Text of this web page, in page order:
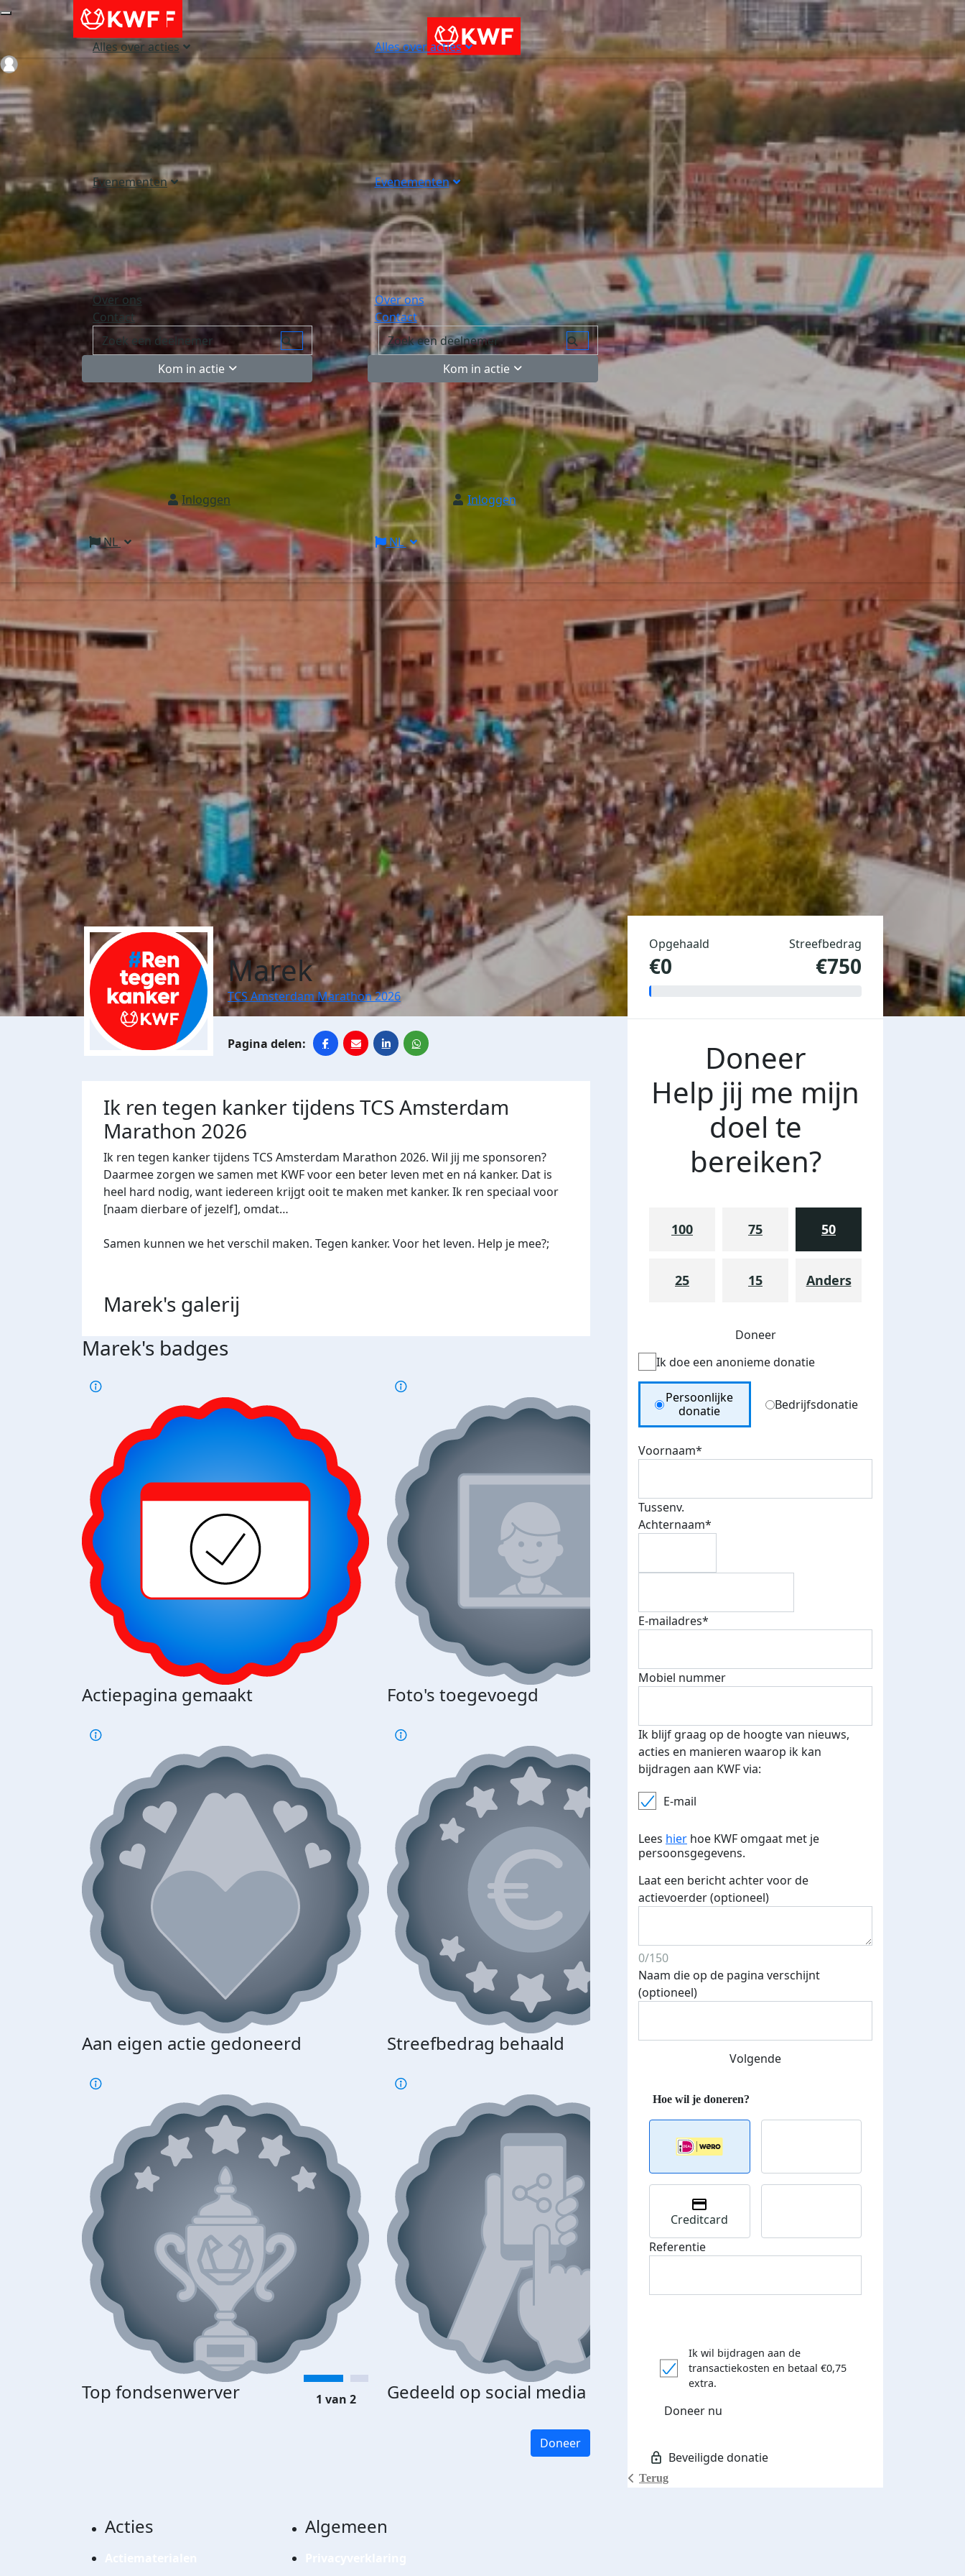
Alles over acties
Evenementen
Over ons
Contact
Kom in actie
Inloggen
NL
Alles over acties
Evenementen
Over ons
Contact
Kom in actie
Inloggen
NL
Login
Marek
TCS Amsterdam Marathon 2026
Ik ren tegen kanker tijdens TCS Amsterdam
Marathon 2026
Ik ren tegen kanker tijdens TCS Amsterdam Marathon 2026. Wil jij me sponsoren?
Daarmee zorgen we samen met KWF voor een beter leven met en ná kanker. Dat is
heel hard nodig, want iedereen krijgt ooit te maken met kanker. Ik ren speciaal voor
[naam dierbare of jezelf], omdat…
Samen kunnen we het verschil maken. Tegen kanker. Voor het leven. Help je mee?;
Marek's galerij
Marek's badges
Actiepagina gemaakt Foto's toegevoegd E-mails verstuurd
Aan eigen actie gedoneerd Streefbedrag behaald Streefbedrag verhoogd
Top fondsenwerver Gedeeld op social media Donateurs bedankt
€500 euro opgehaald: t-shirt
1 van 2
Doneer
Opgehaald
€0
Streefbedrag
€750
Doneer
Help jij me mijn
doel te
bereiken?
100 75 50
25 15 Anders
Doneer
Ik doe een anonieme donatie
Donation Type
Persoonlijke
donatie
Bedrijfsdonatie
Voornaam*
Tussenv.
Achternaam*
E-mailadres*
Mobiel nummer
Ik blijf graag op de hoogte van nieuws,
acties en manieren waarop ik kan
bijdragen aan KWF via:
E-mail
Lees hier hoe KWF omgaat met je
persoonsgegevens.
Laat een bericht achter voor de
actievoerder (optioneel)
0/150
Naam die op de pagina verschijnt
(optioneel)
Volgende
Terug
Creditcard
Referentie
Ik wil bijdragen aan de
transactiekosten en betaal €0,75
extra.
Doneer nu
Acties Algemeen